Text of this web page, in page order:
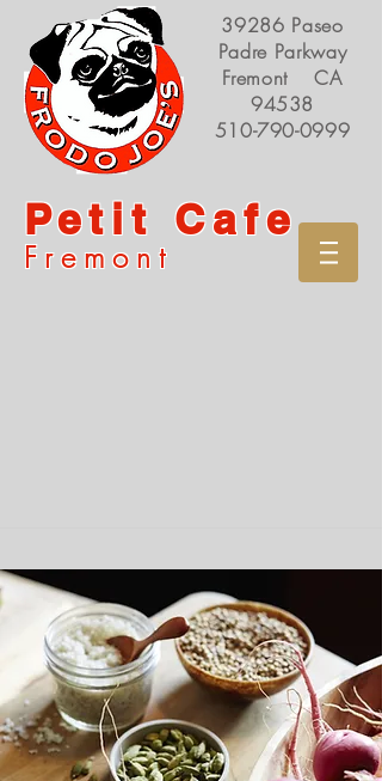
39286 Paseo
Padre Parkway
Fremont CA
94538
510-790-0999
Petit Cafe
Fremont